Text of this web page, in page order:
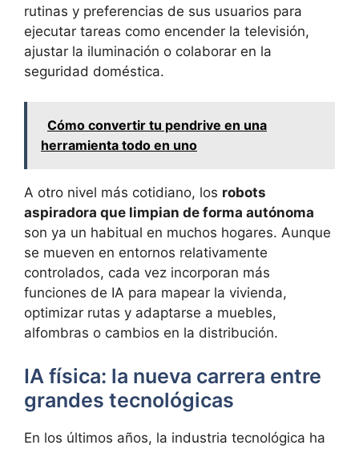
rutinas y preferencias de sus usuarios para
ejecutar tareas como encender la televisión,
ajustar la iluminación o colaborar en la
seguridad doméstica.
Cómo convertir tu pendrive en una
herramienta todo en uno
A otro nivel más cotidiano, los robots
aspiradora que limpian de forma autónoma
son ya un habitual en muchos hogares. Aunque
se mueven en entornos relativamente
controlados, cada vez incorporan más
funciones de IA para mapear la vivienda,
optimizar rutas y adaptarse a muebles,
alfombras o cambios en la distribución.
IA física: la nueva carrera entre
grandes tecnológicas
En los últimos años, la industria tecnológica ha